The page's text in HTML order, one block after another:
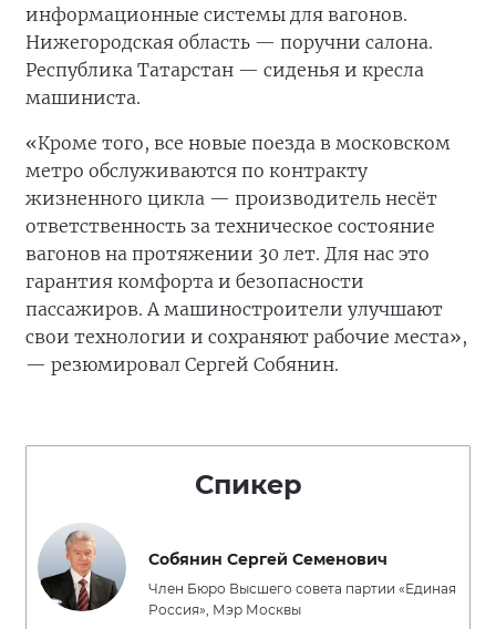
информационные системы для вагонов.
Нижегородская область — поручни салона.
Республика Татарстан — сиденья и кресла
машиниста.
«Кроме того, все новые поезда в московском
метро обслуживаются по контракту
жизненного цикла — производитель несёт
ответственность за техническое состояние
вагонов на протяжении 30 лет. Для нас это
гарантия комфорта и безопасности
пассажиров. А машиностроители улучшают
свои технологии и сохраняют рабочие места»,
— резюмировал Сергей Собянин.
Спикер
Собянин Сергей Семенович
Член Бюро Высшего совета партии «Единая
Россия», Мэр Москвы